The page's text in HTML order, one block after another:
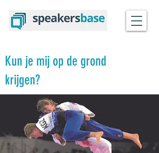
Kun je mij op de grond
krijgen?